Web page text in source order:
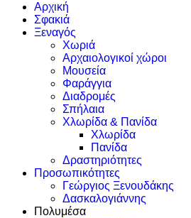
Αρχική
Σφακιά
Ξεναγός
Χωριά
Αρχαιολογικοί χώροι
Μουσεία
Φαράγγια
Διαδρομές
Σπήλαια
Χλωρίδα & Πανίδα
Χλωρίδα
Πανίδα
Δραστηριότητες
Προσωπικότητες
Γεώργιος Ξενουδάκης
Δασκαλογιάννης
Πολυμέσα